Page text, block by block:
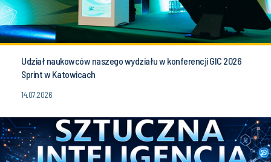
Udział naukowców naszego wydziału w konferencji GIC 2026
Sprint w Katowicach
14.07.2026